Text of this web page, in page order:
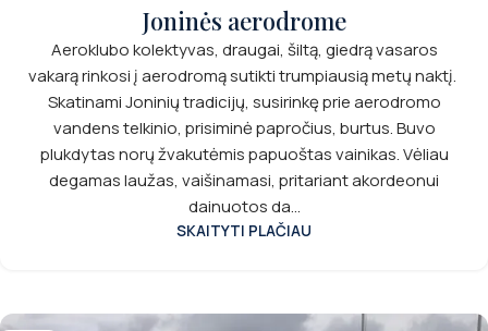
Joninės aerodrome
Aeroklubo kolektyvas, draugai, šiltą, giedrą vasaros
vakarą rinkosi į aerodromą sutikti trumpiausią metų naktį.
Skatinami Joninių tradicijų, susirinkę prie aerodromo
vandens telkinio, prisiminė papročius, burtus. Buvo
plukdytas norų žvakutėmis papuoštas vainikas. Vėliau
degamas laužas, vaišinamasi, pritariant akordeonui
dainuotos da...
SKAITYTI PLAČIAU